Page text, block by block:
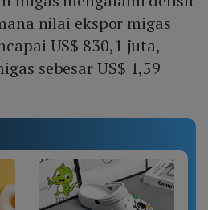
nilai ekspor migas
US$ 830,1 juta,
sebesar US$ 1,59